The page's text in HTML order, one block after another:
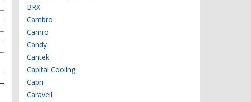
BRX
Cambro
Camro
Candy
Cantek
Capital Cooling
Capri
Caravell